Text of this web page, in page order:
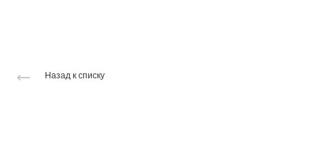
Назад к списку